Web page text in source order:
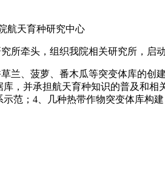
航天育种研究中心
所牵头，组织我院相关研究所，启
兰、菠萝、番木瓜等突变体库的创
，并承担航天育种知识的普及和
范；4、几种热带作物突变体库构建